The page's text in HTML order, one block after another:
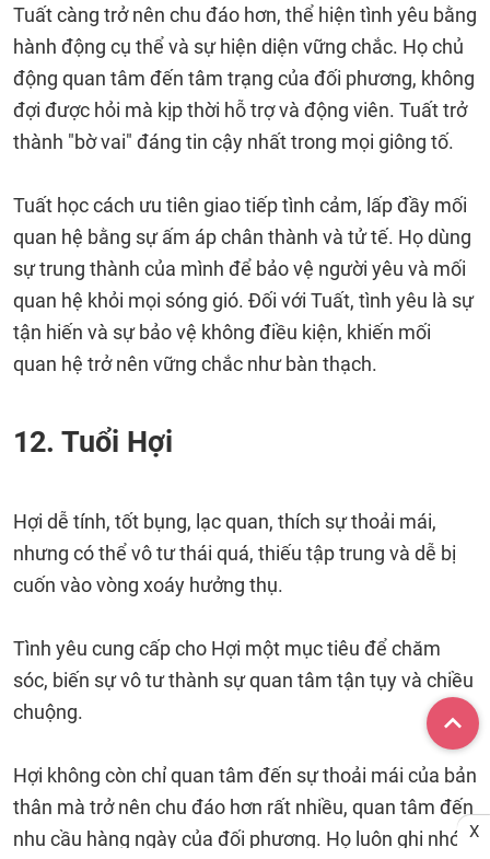
Tuất càng trở nên chu đáo hơn, thể hiện tình yêu bằng
hành động cụ thể và sự hiện diện vững chắc. Họ chủ
động quan tâm đến tâm trạng của đối phương, không
đợi được hỏi mà kịp thời hỗ trợ và động viên. Tuất trở
thành "bờ vai" đáng tin cậy nhất trong mọi giông tố.
Tuất học cách ưu tiên giao tiếp tình cảm, lấp đầy mối
quan hệ bằng sự ấm áp chân thành và tử tế. Họ dùng
sự trung thành của mình để bảo vệ người yêu và mối
quan hệ khỏi mọi sóng gió. Đối với Tuất, tình yêu là sự
tận hiến và sự bảo vệ không điều kiện, khiến mối
quan hệ trở nên vững chắc như bàn thạch.
12. Tuổi Hợi
Hợi dễ tính, tốt bụng, lạc quan, thích sự thoải mái,
nhưng có thể vô tư thái quá, thiếu tập trung và dễ bị
cuốn vào vòng xoáy hưởng thụ.
Tình yêu cung cấp cho Hợi một mục tiêu để chăm
sóc, biến sự vô tư thành sự quan tâm tận tụy và chiều
chuộng.
Hợi không còn chỉ quan tâm đến sự thoải mái của bản
thân mà trở nên chu đáo hơn rất nhiều, quan tâm đến
nhu cầu hàng ngày của đối phương. Họ luôn ghi nhớ
X